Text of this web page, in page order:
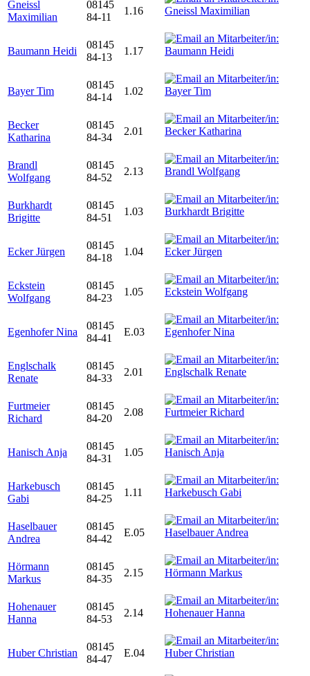
Gneissl
Maximilian
08145
84-11
1.16
Baumann Heidi
08145
84-13
1.17
Bayer Tim
08145
84-14
1.02
Becker
Katharina
08145
84-34
2.01
Brandl
Wolfgang
08145
84-52
2.13
Burkhardt
Brigitte
08145
84-51
1.03
Ecker Jürgen
08145
84-18
1.04
Eckstein
Wolfgang
08145
84-23
1.05
Egenhofer Nina
08145
84-41
E.03
Englschalk
Renate
08145
84-33
2.01
Furtmeier
Richard
08145
84-20
2.08
Hanisch Anja
08145
84-31
1.05
Harkebusch
Gabi
08145
84-25
1.11
Haselbauer
Andrea
08145
84-42
E.05
Hörmann
Markus
08145
84-35
2.15
Hohenauer
Hanna
08145
84-53
2.14
Huber Christian
08145
84-47
E.04